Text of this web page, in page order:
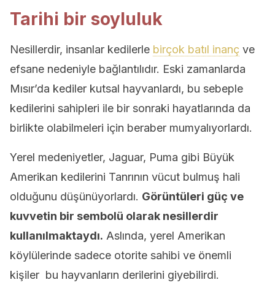
Tarihi bir soyluluk
Nesillerdir, insanlar kedilerle birçok batıl inanç ve
efsane nedeniyle bağlantılıdır. Eski zamanlarda
Mısır’da kediler kutsal hayvanlardı, bu sebeple
kedilerini sahipleri ile bir sonraki hayatlarında da
birlikte olabilmeleri için beraber mumyalıyorlardı.
Yerel medeniyetler, Jaguar, Puma gibi Büyük
Amerikan kedilerini Tanrının vücut bulmuş hali
olduğunu düşünüyorlardı. Görüntüleri güç ve
kuvvetin bir sembolü olarak nesillerdir
kullanılmaktaydı. Aslında, yerel Amerikan
köylülerinde sadece otorite sahibi ve önemli
kişiler bu hayvanların derilerini giyebilirdi.